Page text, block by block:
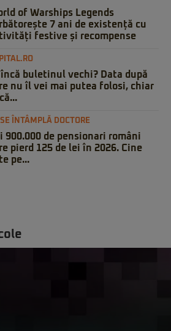
of Warships Legends
7 ani de existență cu
festive și recompense
buletinul vechi? Data după
nu îl vei mai putea folosi, chiar
SE ÎNTÂMPLĂ DOCTORE
900.000 de pensionari români
pierd 125 de lei în 2026. Cine
pe...